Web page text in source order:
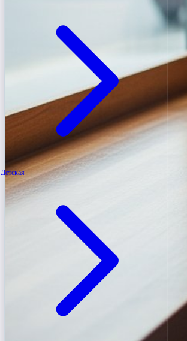
Детская